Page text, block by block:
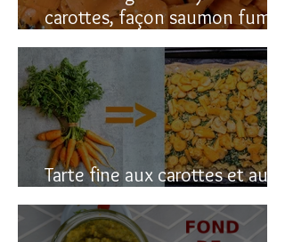
carottes, façon saumon fumé!
(vegan du coup)
Tarte fine aux carottes et aux
fanes